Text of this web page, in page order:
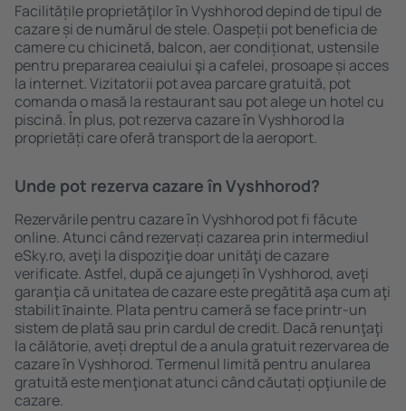
Facilitățile proprietăţilor în Vyshhorod depind de tipul de
cazare și de numărul de stele. Oaspeții pot beneficia de
camere cu chicinetă, balcon, aer condiționat, ustensile
pentru prepararea ceaiului şi a cafelei, prosoape și acces
la internet. Vizitatorii pot avea parcare gratuită, pot
comanda o masă la restaurant sau pot alege un hotel cu
piscină. În plus, pot rezerva cazare în Vyshhorod la
proprietăți care oferă transport de la aeroport.
Unde pot rezerva cazare în Vyshhorod?
Rezervările pentru cazare în Vyshhorod pot fi făcute
online. Atunci când rezervați cazarea prin intermediul
eSky.ro, aveţi la dispoziţie doar unităţi de cazare
verificate. Astfel, după ce ajungeți în Vyshhorod, aveţi
garanţia că unitatea de cazare este pregătită aşa cum aţi
stabilit ȋnainte. Plata pentru cameră se face printr-un
sistem de plată sau prin cardul de credit. Dacă renunţaţi
la călătorie, aveți dreptul de a anula gratuit rezervarea de
cazare în Vyshhorod. Termenul limită pentru anularea
gratuită este menţionat atunci când căutați opţiunile de
cazare.